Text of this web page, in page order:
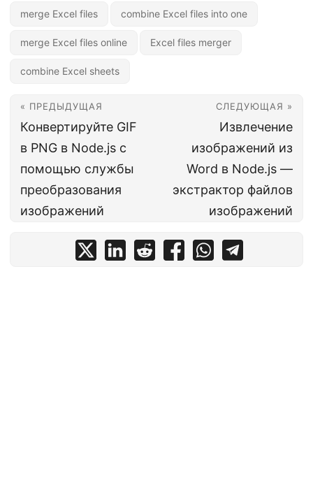
merge Excel files combine Excel files into one
merge Excel files online Excel files merger
combine Excel sheets
« ПРЕДЫДУЩАЯ
Конвертируйте GIF
в PNG в Node.js с
помощью службы
преобразования
изображений
СЛЕДУЮЩАЯ »
Извлечение
изображений из
Word в Node.js —
экстрактор файлов
изображений